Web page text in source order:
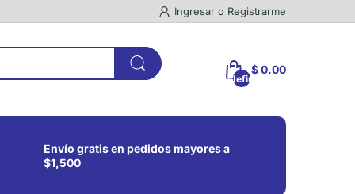
Ingresar o Registrarme
undefined
$ 0.00
Envío gratis en pedidos mayores a
$1,500